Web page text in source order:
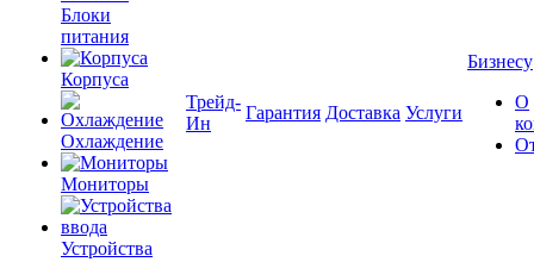
Блоки
питания
Корпуса
Охлаждение
Мониторы
Устройства
Трейд-
Ин
Гарантия Доставка Услуги
Бизнесу
О